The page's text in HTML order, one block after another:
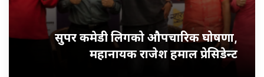
सुपर कमेडी लिगको औपचारिक घोषणा,
महानायक राजेश हमाल प्रेसिडेन्ट